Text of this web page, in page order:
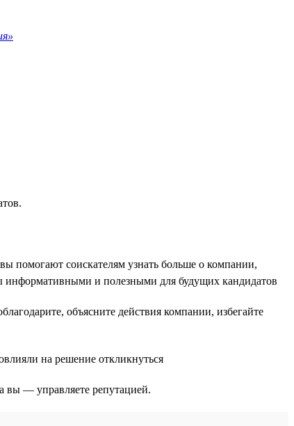
помогают соискателям узнать больше о компании,
информативными и полезными для будущих кандидатов
объясните действия компании, избегайте
на решение откликнуться
вы — управляете репутацией.